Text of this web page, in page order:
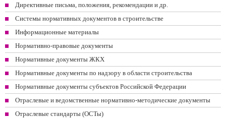
Директивные письма, положения, рекомендации и др.
Системы нормативных документов в строительстве
Информационные материалы
Нормативно-правовые документы
Нормативные документы ЖКХ
Нормативные документы по надзору в области строительства
Нормативные документы субъектов Российской Федерации
Отраслевые и ведомственные нормативно-методические документы
Отраслевые стандарты (ОСТы)